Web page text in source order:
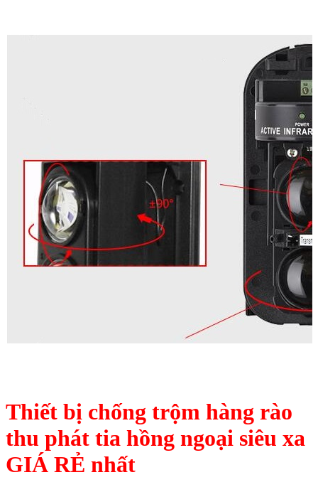
Thiết bị chống trộm hàng rào
thu phát tia hồng ngoại siêu xa
GIÁ RẺ nhất